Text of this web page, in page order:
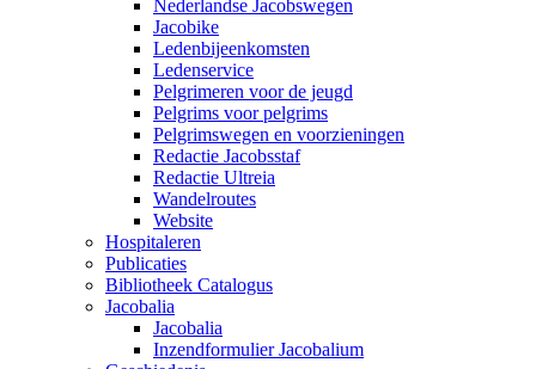
Nederlandse Jacobswegen
Jacobike
Ledenbijeenkomsten
Ledenservice
Pelgrimeren voor de jeugd
Pelgrims voor pelgrims
Pelgrimswegen en voorzieningen
Redactie Jacobsstaf
Redactie Ultreia
Wandelroutes
Website
Hospitaleren
Publicaties
Bibliotheek Catalogus
Jacobalia
Jacobalia
Inzendformulier Jacobalium